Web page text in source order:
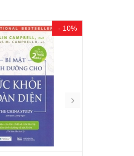
- 10%